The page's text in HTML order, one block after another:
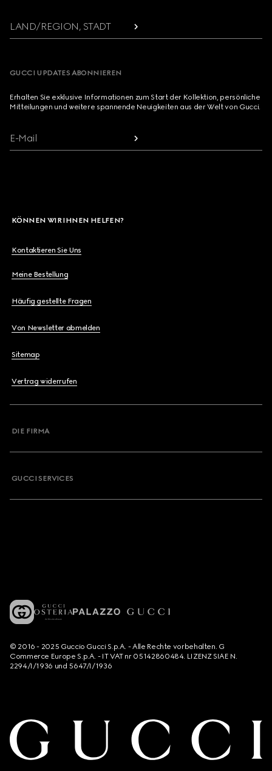
LAND/REGION, STADT
GUCCI UPDATES ABONNIEREN
Erhalten Sie exklusive Informationen zum Start der Kollektion, persönliche
Mitteilungen und weitere spannende Neuigkeiten aus der Welt von Gucci.
E-Mail
KÖNNEN WIR IHNEN HELFEN?
Kontaktieren Sie Uns
Meine Bestellung
Häufig gestellte Fragen
Von Newsletter abmelden
Sitemap
Vertrag widerrufen
DIE FIRMA
GUCCI SERVICES
© 2016 - 2025 Guccio Gucci S.p.A. - Alle Rechte vorbehalten. G
Commerce Europe S.p.A. - IT VAT nr 05142860484. LIZENZ SIAE N.
2294/I/1936 und 5647/I/1936